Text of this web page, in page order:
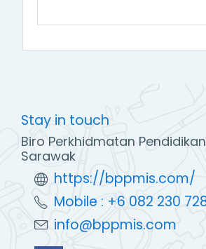
Stay in touch
Biro Perkhidmatan
Sarawak
https://bppmis.com/
Mobile : +6 082 230
info@bppmis.com